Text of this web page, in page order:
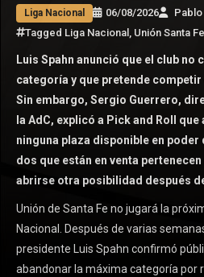
Liga Nacional 06/08/2026
Tagged Liga Nacional , Unión Santa Fe
Luis Spahn anunció que el club no
categoría y que pretende
Sin embargo, Sergio Guerrero,
la AdC, explicó a Pick and Roll
ninguna plaza disponible en
dos que están en venta
abrirse otra posibilidad después
Unión de Santa Fe no jugará la
Nacional. Después de varias
presidente Luis Spahn confirmó
abandonar la máxima categoría por